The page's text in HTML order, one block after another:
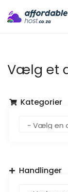
Vælg et
Kategorier
Handlinger